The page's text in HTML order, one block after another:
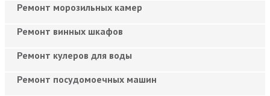
Ремонт морозильных камер
Ремонт винных шкафов
Ремонт кулеров для воды
Ремонт посудомоечных машин